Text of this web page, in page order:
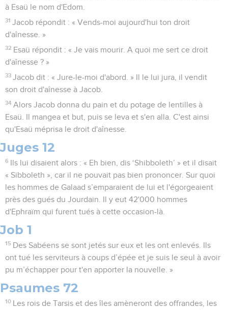
à Esaü le nom d'Edom.
31 Jacob répondit : « Vends-moi aujourd'hui ton droit
d'aînesse. »
32 Esaü répondit : « Je vais mourir. A quoi me sert ce droit
d'aînesse ? »
33 Jacob dit : « Jure-le-moi d'abord. » Il le lui jura, il vendit
son droit d'aînesse à Jacob.
34 Alors Jacob donna du pain et du potage de lentilles à
Esaü. Il mangea et but, puis se leva et s'en alla. C'est ainsi
qu'Esaü méprisa le droit d'aînesse.
Juges 12
6
Ils lui disaient alors : « Eh bien, dis ‘Shibboleth’ » et il disait
« Sibboleth », car il ne pouvait pas bien prononcer. Sur quoi
les hommes de Galaad s’emparaient de lui et l'égorgeaient
près des gués du Jourdain. Il y eut 42'000 hommes
d'Ephraïm qui furent tués à cette occasion-là.
Job 1
15 Des Sabéens se sont jetés sur eux et les ont enlevés. Ils
ont tué les serviteurs à coups d’épée et je suis le seul à avoir
pu m’échapper pour t'en apporter la nouvelle. »
Psaumes 72
10
Les rois de Tarsis et des îles amèneront des offrandes, les